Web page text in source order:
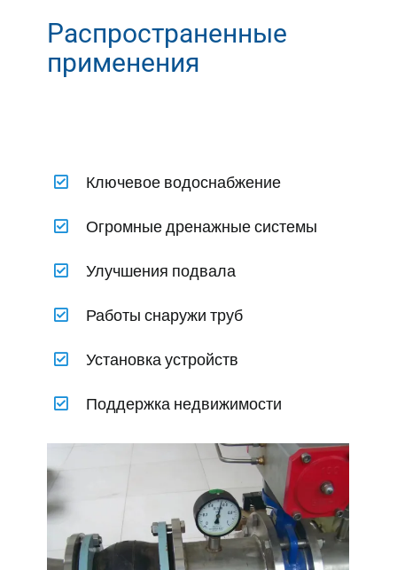
Распространенные
применения
Ключевое водоснабжение
Огромные дренажные системы
Улучшения подвала
Работы снаружи труб
Установка устройств
Поддержка недвижимости